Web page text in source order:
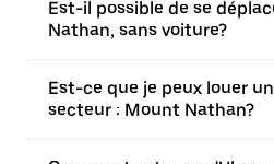
Est-il possible de se
Nathan, sans voiture?
Est-ce que je peux louer
secteur : Mount Nathan?